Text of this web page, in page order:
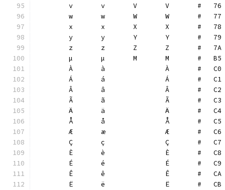
	v	v	V	V	#   76
	w	w	W	W	#   77
	x	x	X	X	#   78
	y	y	Y	Y	#   79
	z	z	Z	Z	#   7A
	µ	µ	Μ	Μ	#   B5
	À	à		À	#   C0
	Á	á		Á	#   C1
	Â	â		Â	#   C2
	Ã	ã		Ã	#   C3
	Ä	ä		Ä	#   C4
	Å	å		Å	#   C5
	Æ	æ		Æ	#   C6
	Ç	ç		Ç	#   C7
	È	è		È	#   C8
	É	é		É	#   C9
	Ê	ê		Ê	#   CA
	Ë	ë		Ë	#   CB